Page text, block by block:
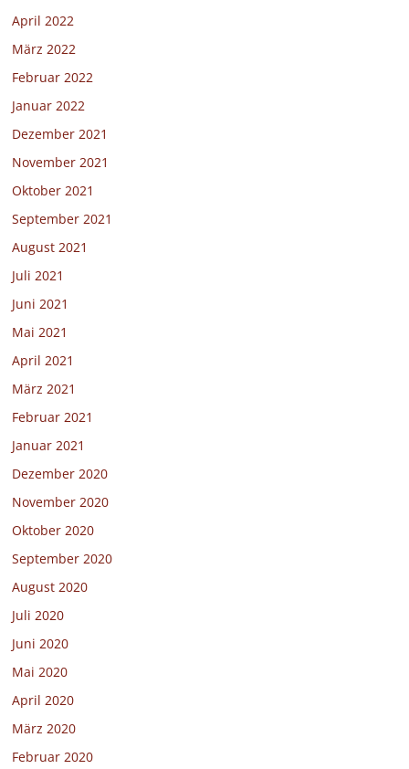
April 2022
März 2022
Februar 2022
Januar 2022
Dezember 2021
November 2021
Oktober 2021
September 2021
August 2021
Juli 2021
Juni 2021
Mai 2021
April 2021
März 2021
Februar 2021
Januar 2021
Dezember 2020
November 2020
Oktober 2020
September 2020
August 2020
Juli 2020
Juni 2020
Mai 2020
April 2020
März 2020
Februar 2020